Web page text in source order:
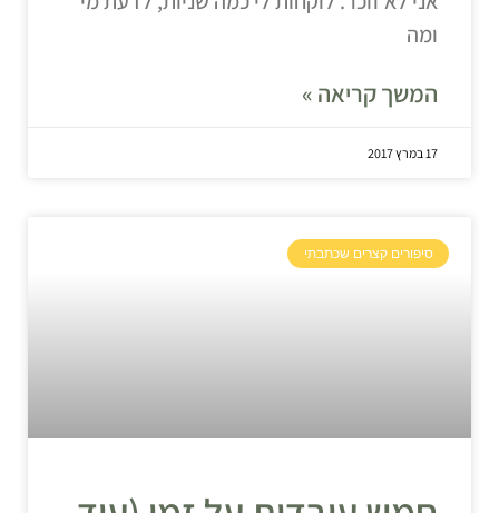
ומה
המשך קריאה »
17 במרץ 2017
סיפורים קצרים שכתבתי